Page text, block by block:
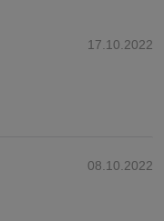
17.10.2022
08.10.2022